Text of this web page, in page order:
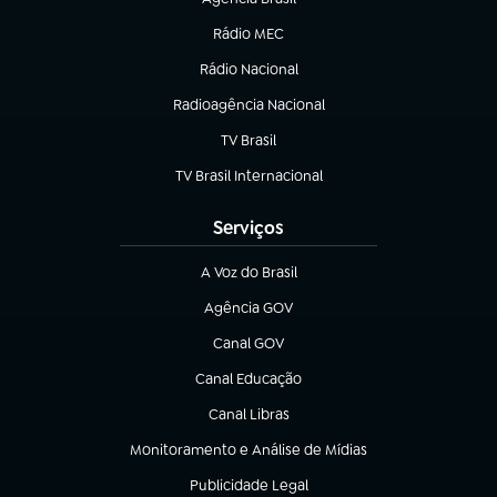
(abre em nova aba)
Rádio MEC
Rádio Nacional
(abre em nova aba)
Radioagência Nacional
(abre em nova aba)
TV Brasil
(abre em nova aba)
TV Brasil Internacional
(abre em nova aba)
Serviços
A Voz do Brasil
(abre em nova aba)
Agência GOV
(abre em nova aba)
Canal GOV
(abre em nova aba)
Canal Educação
(abre em nova aba)
Canal Libras
(abre em nova aba)
Monitoramento e Análise de Mídias
(abre em nova aba)
Publicidade Legal
(abre em nova aba)